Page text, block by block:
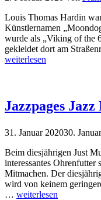
Louis Thomas Hardin
Künstlernamen
wurde als „Viking of the
gekleidet dort am
weiterlesen
Jazzpages Jazz
31. Januar 202030.
Beim diesjährigen Just
interessantes
Mitmachen. Der
wird von keinem
… weiterlesen